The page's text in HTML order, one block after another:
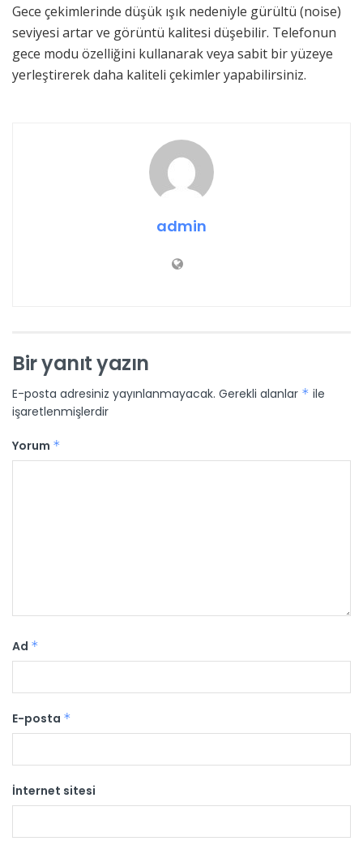
Gece çekimlerinde düşük ışık nedeniyle gürültü (noise)
seviyesi artar ve görüntü kalitesi düşebilir. Telefonun
gece modu özelliğini kullanarak veya sabit bir yüzeye
yerleştirerek daha kaliteli çekimler yapabilirsiniz.
admin
Bir yanıt yazın
E-posta adresiniz yayınlanmayacak. Gerekli alanlar * ile
işaretlenmişlerdir
Yorum *
Ad *
E-posta *
İnternet sitesi